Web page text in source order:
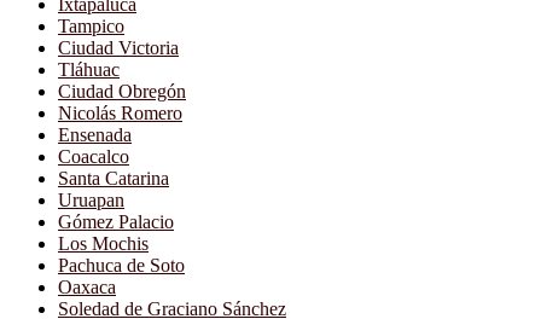
Tampico
Ciudad Victoria
Tláhuac
Ciudad Obregón
Nicolás Romero
Ensenada
Coacalco
Santa Catarina
Uruapan
Gómez Palacio
Los Mochis
Pachuca de Soto
Oaxaca
Soledad de Graciano Sánchez